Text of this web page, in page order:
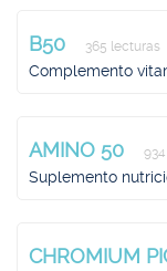
B50 365 lecturas
Complemento
AMINO 50
Suplemento
CHROMIUM